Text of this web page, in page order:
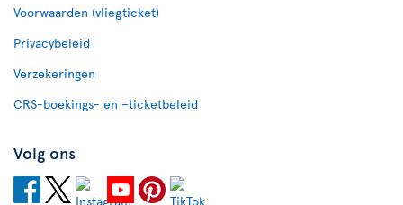
Voorwaarden (vliegticket)
Privacybeleid
Verzekeringen
CRS-boekings- en –ticketbeleid
Volg ons